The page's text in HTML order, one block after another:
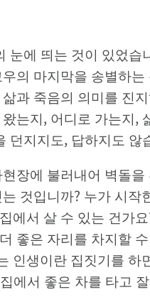
에 띄는 것이 있었
의 마지막을 송별하
과 죽음의 의미를 진
는지, 어디로 가는지
던지지도, 답하지도
장에 불러내어 벽돌
것입니까? 누가 시
에서 살 수 있는 건가
좋은 자리를 차지할
인생이란 집짓기를
에서 좋은 차를 타고